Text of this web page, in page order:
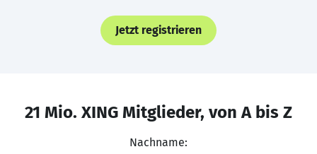
Jetzt registrieren
21 Mio. XING Mitglieder, von A bis Z
Nachname: